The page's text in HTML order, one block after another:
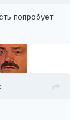
попробует